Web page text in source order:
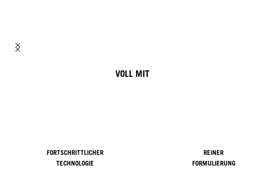
VOLL MIT
FORTSCHRITTLICHER
TECHNOLOGIE
REINER
FORMULIERUNG